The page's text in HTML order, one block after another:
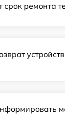
срок ремонта